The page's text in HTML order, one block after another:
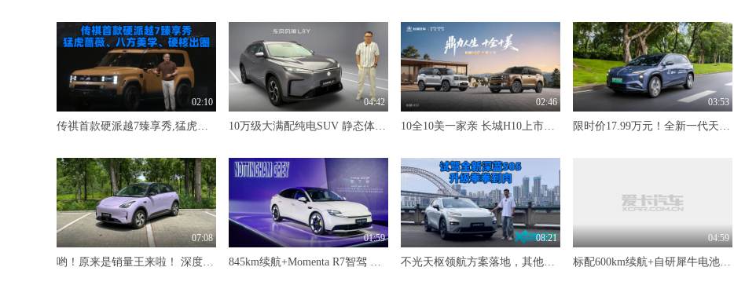
02:10
传祺首款硬派越7臻享秀,猛虎蔷薇、八方美学、硬核出圈
04:42
10万级大满配纯电SUV 静态体验东风风神L8Y
02:46
10全10美一家亲 长城H10上市限时20.18万元起
03:53
限时价17.99万元！全新一代天工08 670 Max重磅上市，限时六重大礼
07:08
哟！原来是销量王来啦！ 深度试驾吉利星愿
01:59
845km续航+Momenta R7智驾 MG07预售12.59万-16.59万
08:21
不光天枢领航方案落地，其他升级也是拳拳到肉 试驾全新深蓝S05
04:59
标配600km续航+自研犀牛电池 抢先体验奇瑞风云T7